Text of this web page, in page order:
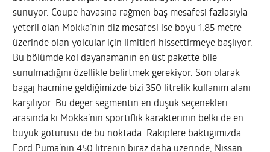
sunuyor. Coupe havasına rağmen baş mesafesi fazlasıyla
yeterli olan Mokka’nın diz mesafesi ise boyu 1,85 metre
üzerinde olan yolcular için limitleri hissettirmeye başlıyor.
Bu bölümde kol dayanamanın en üst pakette bile
sunulmadığını özellikle belirtmek gerekiyor. Son olarak
bagaj hacmine geldiğimizde bizi 350 litrelik kullanım alanı
karşılıyor. Bu değer segmentin en düşük seçenekleri
arasında ki Mokka’nın sportiflik karakterinin belki de en
büyük götürüsü de bu noktada. Rakiplere baktığımızda
Ford Puma’nın 450 litrenin biraz daha üzerinde, Nissan